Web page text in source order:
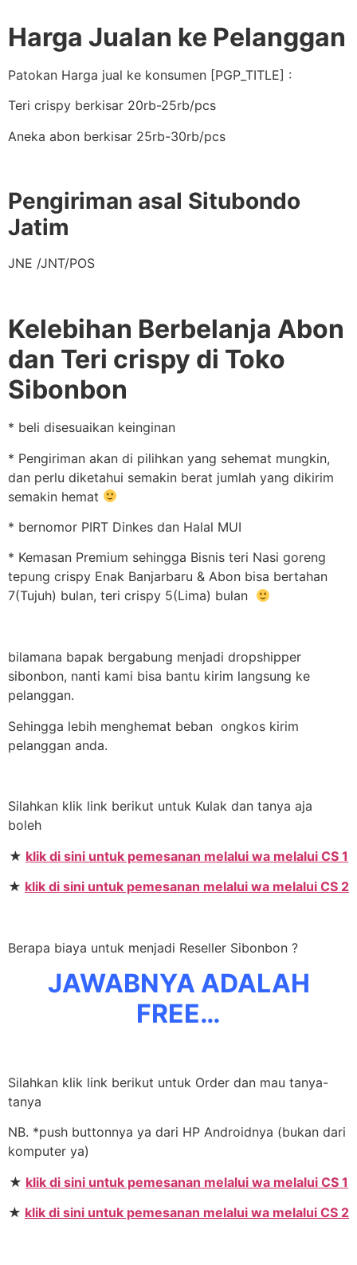
Harga Jualan ke Pelanggan
Patokan Harga jual ke konsumen [PGP_TITLE] :
Teri crispy berkisar 20rb-25rb/pcs
Aneka abon berkisar 25rb-30rb/pcs
Pengiriman asal Situbondo
Jatim
JNE /JNT/POS
Kelebihan Berbelanja Abon
dan Teri crispy di Toko
Sibonbon
* beli disesuaikan keinginan
* Pengiriman akan di pilihkan yang sehemat mungkin,
dan perlu diketahui semakin berat jumlah yang dikirim
semakin hemat
* bernomor PIRT Dinkes dan Halal MUI
* Kemasan Premium sehingga Bisnis teri Nasi goreng
tepung crispy Enak Banjarbaru & Abon bisa bertahan
7(Tujuh) bulan, teri crispy 5(Lima) bulan
bilamana bapak bergabung menjadi dropshipper
sibonbon, nanti kami bisa bantu kirim langsung ke
pelanggan.
Sehingga lebih menghemat beban ongkos kirim
pelanggan anda.
Silahkan klik link berikut untuk Kulak dan tanya aja
boleh
★ klik di sini untuk pemesanan melalui wa melalui CS 1
★ klik di sini untuk pemesanan melalui wa melalui CS 2
Berapa biaya untuk menjadi Reseller Sibonbon ?
JAWABNYA ADALAH
FREE…
Silahkan klik link berikut untuk Order dan mau tanya-
tanya
NB. *push buttonnya ya dari HP Androidnya (bukan dari
komputer ya)
★ klik di sini untuk pemesanan melalui wa melalui CS 1
★ klik di sini untuk pemesanan melalui wa melalui CS 2